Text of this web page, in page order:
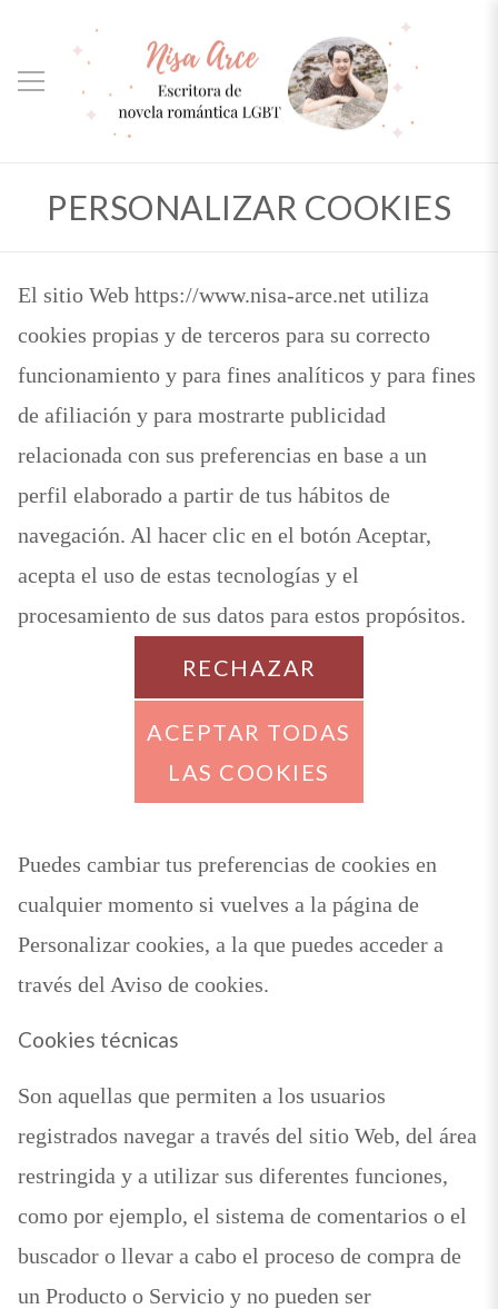
PERSONALIZAR COOKIES
El sitio Web https://www.nisa-arce.net utiliza
cookies propias y de terceros para su correcto
funcionamiento y para fines analíticos y para fines
de afiliación y para mostrarte publicidad
relacionada con sus preferencias en base a un
perfil elaborado a partir de tus hábitos de
navegación. Al hacer clic en el botón Aceptar,
acepta el uso de estas tecnologías y el
procesamiento de sus datos para estos propósitos.
RECHAZAR
ACEPTAR TODAS
LAS COOKIES
Puedes cambiar tus preferencias de cookies en
cualquier momento si vuelves a la página de
Personalizar cookies, a la que puedes acceder a
través del Aviso de cookies.
Cookies técnicas
Son aquellas que permiten a los usuarios
registrados navegar a través del sitio Web, del área
restringida y a utilizar sus diferentes funciones,
como por ejemplo, el sistema de comentarios o el
buscador o llevar a cabo el proceso de compra de
un Producto o Servicio y no pueden ser